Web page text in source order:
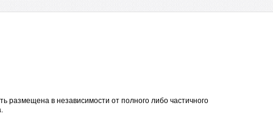
размещена в независимости от полного либо частичного